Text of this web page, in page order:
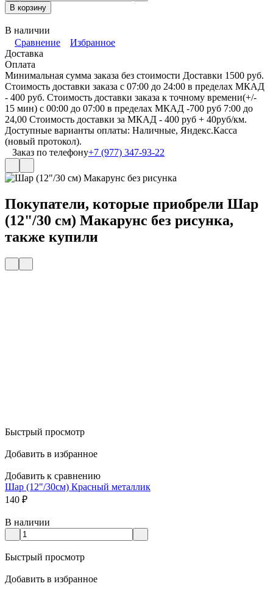
В корзину
В наличии
Сравнение
Избранное
Доставка
Оплата
Минимальная сумма заказа без стоимости Доставки 1500 руб.
Стоимость доставки заказа с 07:00 до 24:00 в пределах МКАД
- 400 руб. Стоимость доставки заказа к точному времени(+/-
15 мин) с 00:00 до 07:00 в пределах МКАД -700 руб 7:00 до
24,00 Стоимость доставки за МКАД - 400 руб + 40руб/км.
Доступные варианты оплаты: Наличные, Яндекс.Касса
(новый протокол).
Заказ по телефону+7 (977) 347-93-22
Покупатели, которые приобрели Шар
(12"/30 см) Макарунс без рисунка,
также купили
Быстрый просмотр
Добавить в избранное
Добавить к сравнению
Шар (12"/30см) Красный металлик
140 ₽
В наличии
Быстрый просмотр
Добавить в избранное